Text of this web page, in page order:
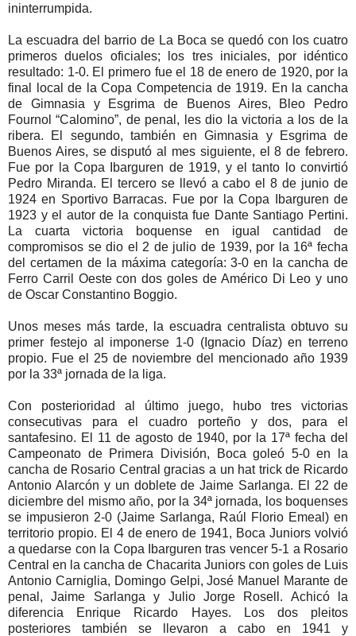
ininterrumpida.
La escuadra del barrio de La Boca se quedó con los cuatro
primeros duelos oficiales; los tres iniciales, por idéntico
resultado: 1-0. El primero fue el 18 de enero de 1920, por la
final local de la Copa Competencia de 1919. En la cancha
de Gimnasia y Esgrima de Buenos Aires, Bleo Pedro
Fournol “Calomino”, de penal, les dio la victoria a los de la
ribera. El segundo, también en Gimnasia y Esgrima de
Buenos Aires, se disputó al mes siguiente, el 8 de febrero.
Fue por la Copa Ibarguren de 1919, y el tanto lo convirtió
Pedro Miranda. El tercero se llevó a cabo el 8 de junio de
1924 en Sportivo Barracas. Fue por la Copa Ibarguren de
1923 y el autor de la conquista fue Dante Santiago Pertini.
La cuarta victoria boquense en igual cantidad de
compromisos se dio el 2 de julio de 1939, por la 16ª fecha
del certamen de la máxima categoría: 3-0 en la cancha de
Ferro Carril Oeste con dos goles de Américo Di Leo y uno
de Oscar Constantino Boggio.
Unos meses más tarde, la escuadra centralista obtuvo su
primer festejo al imponerse 1-0 (Ignacio Díaz) en terreno
propio. Fue el 25 de noviembre del mencionado año 1939
por la 33ª jornada de la liga.
Con posterioridad al último juego, hubo tres victorias
consecutivas para el cuadro porteño y dos, para el
santafesino. El 11 de agosto de 1940, por la 17ª fecha del
Campeonato de Primera División, Boca goleó 5-0 en la
cancha de Rosario Central gracias a un hat trick de Ricardo
Antonio Alarcón y un doblete de Jaime Sarlanga. El 22 de
diciembre del mismo año, por la 34ª jornada, los boquenses
se impusieron 2-0 (Jaime Sarlanga, Raúl Florio Emeal) en
territorio propio. El 4 de enero de 1941, Boca Juniors volvió
a quedarse con la Copa Ibarguren tras vencer 5-1 a Rosario
Central en la cancha de Chacarita Juniors con goles de Luis
Antonio Carniglia, Domingo Gelpi, José Manuel Marante de
penal, Jaime Sarlanga y Julio Jorge Rosell. Achicó la
diferencia Enrique Ricardo Hayes. Los dos pleitos
posteriores también se llevaron a cabo en 1941 y